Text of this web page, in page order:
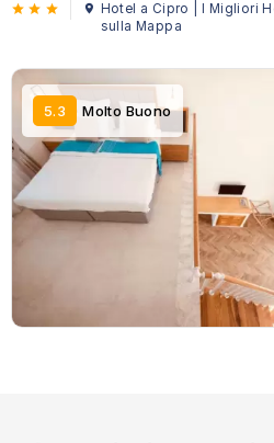
Hotel a Cipro | I Migliori
sulla Mappa
5.3 Molto Buono